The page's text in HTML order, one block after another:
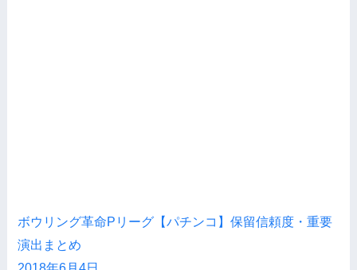
ボウリング革命Pリーグ【パチンコ】保留信頼度・重要
演出まとめ